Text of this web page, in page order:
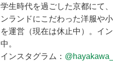
学生時代を過ごした京都にて
ンランドにこだわった洋服や
を運営（現在は休止中）。イ
中。
インスタグラム：